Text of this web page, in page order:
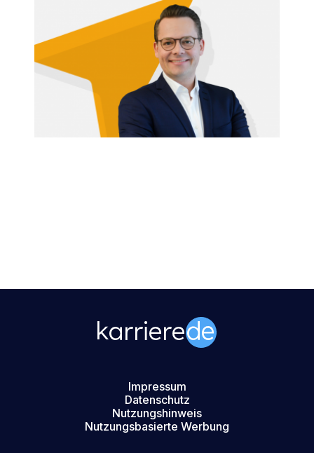
Impressum
Datenschutz
Nutzungshinweis
Nutzungsbasierte Werbung